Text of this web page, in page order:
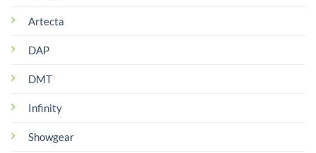
Artecta
DAP
DMT
Infinity
Showgear